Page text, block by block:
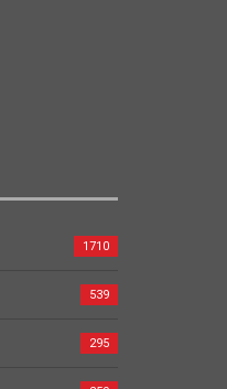
1710
539
295